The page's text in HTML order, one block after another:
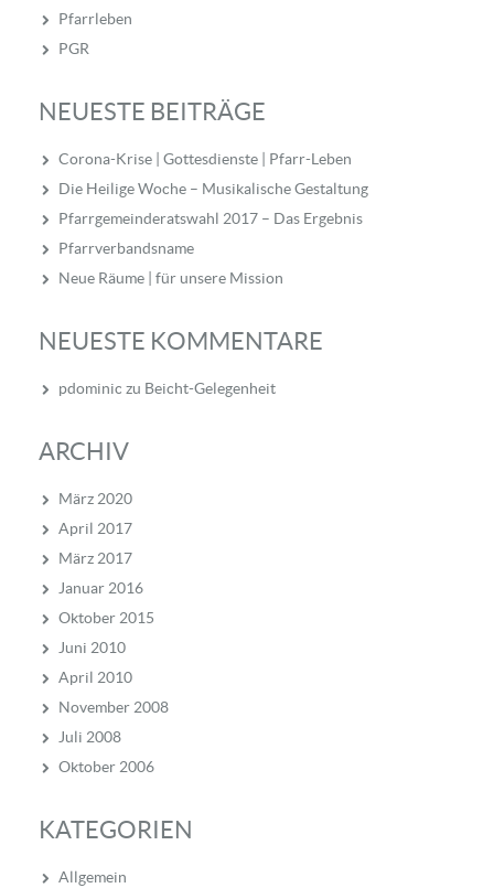
Pfarrleben
PGR
NEUESTE BEITRÄGE
Corona-Krise | Gottesdienste | Pfarr-Leben
Die Heilige Woche – Musikalische Gestaltung
Pfarrgemeinderatswahl 2017 – Das Ergebnis
Pfarrverbandsname
Neue Räume | für unsere Mission
NEUESTE KOMMENTARE
pdominic zu Beicht-Gelegenheit
ARCHIV
März 2020
April 2017
März 2017
Januar 2016
Oktober 2015
Juni 2010
April 2010
November 2008
Juli 2008
Oktober 2006
KATEGORIEN
Allgemein